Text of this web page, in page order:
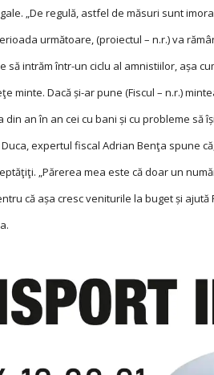
„De regulă, astfel de măsuri sunt
următoare, (proiectul – n.r.) va
să intrăm într-un ciclu al amnistiilor, așa
minte. Dacă și-ar pune (Fiscul – n.r.)
din an în an cei cu bani și cu probleme să
expertul fiscal Adrian Benţa spune
„Părerea mea este că doar un
că așa cresc veniturile la buget și ajută